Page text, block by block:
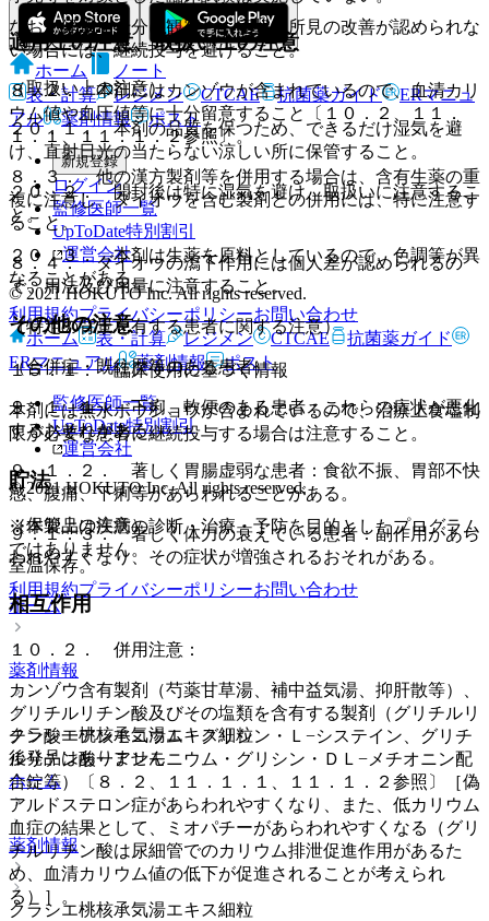
適用上の注意、取扱い上の注意
（取扱い上の注意）
２０．１． 本剤の品質を保つため、できるだけ湿気を避
け、直射日光の当たらない涼しい所に保管すること。
２０．２． 開封後は特に湿気を避け、取扱いに注意するこ
と。
２０．３． 本剤は生薬を原料としているので、色調等が異
なることがある。
その他の注意
１５．１． 臨床使用に基づく情報
本剤には無水ボウショウが含まれているので、治療上食塩制
限が必要な患者に継続投与する場合は注意すること。
貯法
（保管上の注意）
室温保存。
ホーム
薬剤情報
クラシエ桃核承気湯エキス細粒
後発品はありません
ホーム
薬剤情報
クラシエ桃核承気湯エキス細粒
なお、経過を十分に観察し、症状・所見の改善が認められな
い場合には、継続投与を避けること。
８．２． 本剤にはカンゾウが含まれているので、血清カリ
ウム値や血圧値等に十分留意すること〔１０．２、１１．
１．１、１１．１．２参照〕。
８．３． 他の漢方製剤等を併用する場合は、含有生薬の重
複に注意し、ダイオウを含む製剤との併用には、特に注意す
ること。
８．４． ダイオウの瀉下作用には個人差が認められるの
で、用法及び用量に注意すること。
（特定の背景を有する患者に関する注意）
（合併症・既往歴等のある患者）
９．１．１． 下痢、軟便のある患者：これらの症状が悪化
するおそれがある。
９．１．２． 著しく胃腸虚弱な患者：食欲不振、胃部不快
感、腹痛、下痢等があらわれることがある。
９．１．３． 著しく体力の衰えている患者：副作用があら
われやすくなり、その症状が増強されるおそれがある。
相互作用
１０．２． 併用注意：
カンゾウ含有製剤（芍薬甘草湯、補中益気湯、抑肝散等）、
グリチルリチン酸及びその塩類を含有する製剤（グリチルリ
チン酸一アンモニウム・グリシン・Ｌ−システイン、グリチ
ルリチン酸一アンモニウム・グリシン・ＤＬ−メチオニン配
合錠等）〔８．２、１１．１．１、１１．１．２参照〕［偽
アルドステロン症があらわれやすくなり、また、低カリウム
血症の結果として、ミオパチーがあらわれやすくなる（グリ
チルリチン酸は尿細管でのカリウム排泄促進作用があるた
め、血清カリウム値の低下が促進されることが考えられ
る）］。
ホーム
ノート
表・計算
レジメン CTCAE 抗菌薬ガイド
ERマニュ
アル
薬剤情報 ポスト
新規登録
ログイン
監修医師一覧
UpToDate特別割引
運営会社
© 2021 HOKUTO Inc. All rights reserved.
利用規約プライバシーポリシーお問い合わせ
ホーム
表・計算 レジメン CTCAE
抗菌薬ガイド
ERマニュアル
薬剤情報 ポスト
監修医師一覧
UpToDate特別割引
運営会社
© 2021 HOKUTO Inc. All rights reserved.
※本製品は疾病の診断・治療・予防を目的としたプログラム
ではありません。
利用規約プライバシーポリシーお問い合わせ